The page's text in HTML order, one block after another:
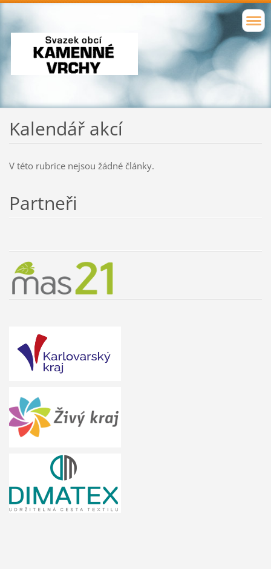
Kalendář akcí
V této rubrice nejsou žádné články.
Partneři